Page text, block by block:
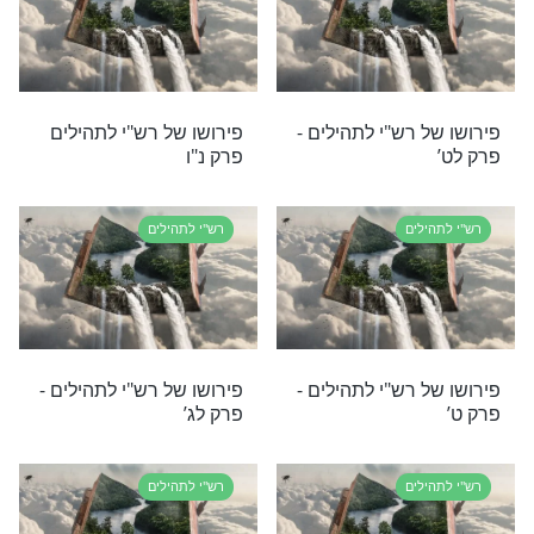
רש"י לתהילים -
פירושו של רש"י לתהילים -
פרק לה’